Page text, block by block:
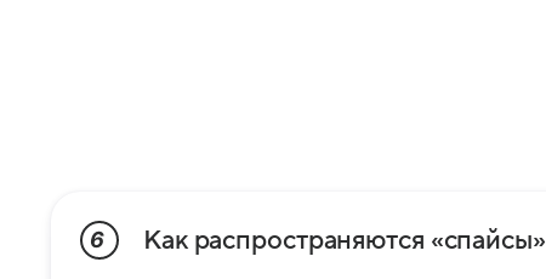
6 Как распространяются «спайсы»